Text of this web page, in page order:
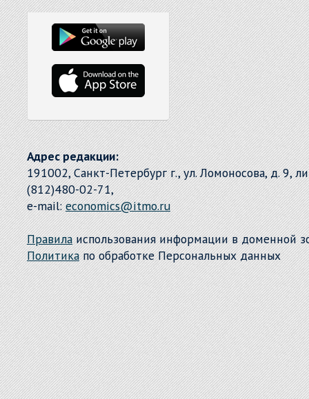
Адрес редакции:
191002, Санкт-Петербург г., ул. Ломоносова, д. 9,
(812)480-02-71,
e-mail:economics@itmo.ru
Правилаиспользования информации в доменной
Политикапо обработке Персональных данных